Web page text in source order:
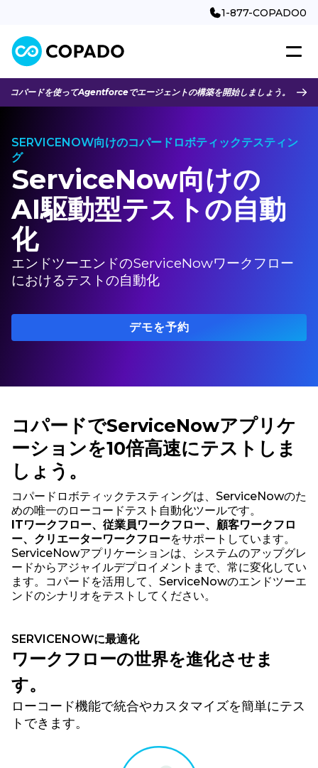
1-877-COPADO0
コパードを使ってAgentforceでエージェントの構築を開始しましょう。
SERVICENOW向けのコパードロボティックテスティン
グ
ServiceNow向けの
AI駆動型テストの自動
化
エンドツーエンドのServiceNowワークフロー
におけるテストの自動化
デモを予約
コパードでServiceNowアプリケ
ーションを10倍高速にテストしま
しょう。
コパードロボティックテスティングは、ServiceNowのた
めの唯一のローコードテスト自動化ツールです。
ITワークフロー、従業員ワークフロー、顧客ワークフロ
ー、クリエーターワークフローをサポートしています。
ServiceNowアプリケーションは、システムのアップグレ
ードからアジャイルデプロイメントまで、常に変化してい
ます。コパードを活用して、ServiceNowのエンドツーエ
ンドのシナリオをテストしてください。
SERVICENOWに最適化
ワークフローの世界を進化させま
す。
ローコード機能で統合やカスタマイズを簡単にテス
トできます。